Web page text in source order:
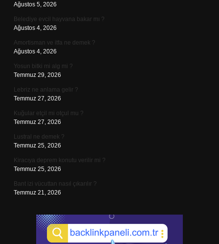
Ağustos 5, 2026
Belediye evcil hayvana bakar mı ?
Ağustos 4, 2026
Amortisman ve itfa ne demek ?
Ağustos 4, 2026
Yosun bitki mi alg mi ?
Temmuz 29, 2026
Lebriz ne anlama gelir ?
Temmuz 27, 2026
Kuğular etçil mi otçul mu ?
Temmuz 27, 2026
Lustral ne demek ?
Temmuz 25, 2026
Kiracıya deprem konutu verilir mi ?
Temmuz 25, 2026
Bant izi vücuttan nasıl çıkarılır ?
Temmuz 21, 2026